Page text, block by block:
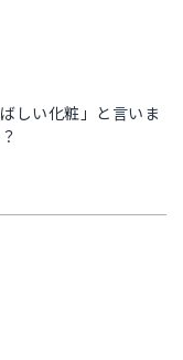
しい化粧」と言いま